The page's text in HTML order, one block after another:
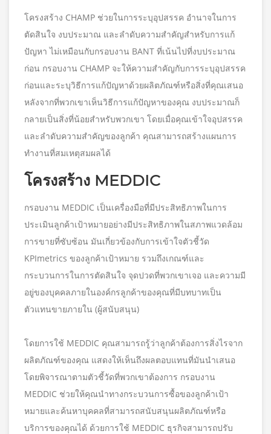
โครงสร้าง CHAMP ช่วยในการระบุอุปสรรค อำนาจในการ
ตัดสินใจ งบประมาณ และลำดับความสำคัญสำหรับการแก้
ปัญหา ไม่เหมือนกับกรอบงาน BANT ที่เน้นไปที่งบประมาณ
ก่อน กรอบงาน CHAMP จะให้ความสำคัญกับการระบุอุปสรรค
ก่อนและระบุวิธีการแก้ปัญหาด้วยผลิตภัณฑ์หรือสิ่งที่คุณเสนอ
หลังจากที่พวกเขาเห็นวิธีการแก้ปัญหาของคุณ งบประมาณก็
กลายเป็นสิ่งที่น้อยสำหรับพวกเขา โดยเมื่อคุณเข้าใจอุปสรรค
และลำดับความสำคัญของลูกค้า คุณสามารถสร้างแผนการ
ทำงานที่สมเหตุสมผลได้
โครงสร้าง MEDDIC
กรอบงาน MEDDIC เป็นเครื่องมือที่มีประสิทธิภาพในการ
ประเมินลูกค้าเป้าหมายอย่างมีประสิทธิภาพในสภาพแวดล้อม
การขายที่ซับซ้อน มันเกี่ยวข้องกับการเข้าใจตัวชี้วัด
KPImetrics ของลูกค้าเป้าหมาย รวมถึงเกณฑ์และ
กระบวนการในการตัดสินใจ จุดปวดที่พวกเขาเจอ และความมี
อยู่ของบุคคลภายในองค์กรลูกค้าของคุณที่มีบทบาทเป็น
ตัวแทนขายภายใน (ผู้สนับสนุน)
โดยการใช้ MEDDIC คุณสามารถรู้ว่าลูกค้าต้องการสิ่งไรจาก
ผลิตภัณฑ์ของคุณ แสดงให้เห็นถึงผลตอบแทนที่มันนำเสนอ
โดยพิจารณาตามตัวชี้วัดที่พวกเขาต้องการ กรอบงาน
MEDDIC ช่วยให้คุณนำทางกระบวนการซื้อของลูกค้าเป้า
หมายและค้นหาบุคคลที่สามารถสนับสนุนผลิตภัณฑ์หรือ
บริการของคุณได้ ด้วยการใช้ MEDDIC ธุรกิจสามารถปรับ